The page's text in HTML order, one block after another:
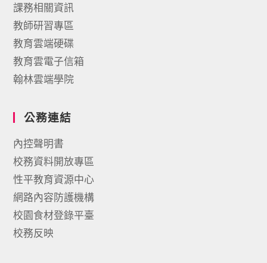
課務相關資訊
教師研習專區
教育雲端硬碟
教育雲電子信箱
翰林雲端學院
公務連結
內控聲明書
校務資料開放專區
性平教育資源中心
網路內容防護機構
校園食材登錄平臺
校務反映